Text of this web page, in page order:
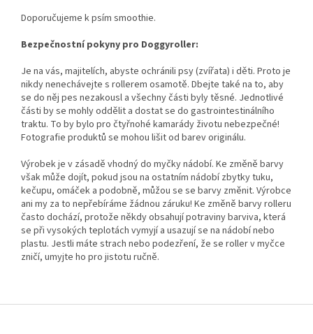
Doporučujeme k psím smoothie.
Bezpečnostní pokyny pro Doggyroller:
Je na vás, majitelích, abyste ochránili psy (zvířata) i děti. Proto je
nikdy nenechávejte s rollerem osamotě. Dbejte také na to, aby
se do něj pes nezakousl a všechny části byly těsné. Jednotlivé
části by se mohly oddělit a dostat se do gastrointestinálního
traktu. To by bylo pro čtyřnohé kamarády životu nebezpečné!
Fotografie produktů se mohou lišit od barev originálu.
Výrobek je v zásadě vhodný do myčky nádobí. Ke změně barvy
však může dojít, pokud jsou na ostatním nádobí zbytky tuku,
kečupu, omáček a podobně, můžou se se barvy změnit. Výrobce
ani my za to nepřebíráme žádnou záruku! Ke změně barvy rolleru
často dochází, protože někdy obsahují potraviny barviva, která
se při vysokých teplotách vymyjí a usazují se na nádobí nebo
plastu. Jestli máte strach nebo podezření, že se roller v myčce
zničí, umyjte ho pro jistotu ručně.